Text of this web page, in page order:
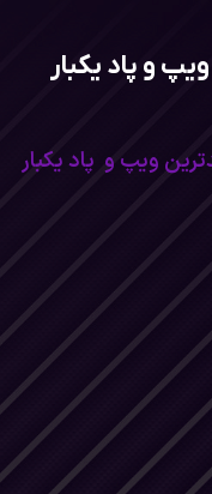
و پاد یکبار
ویپ و پاد یکبار